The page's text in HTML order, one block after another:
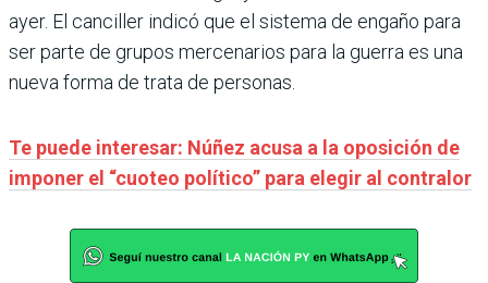
ayer. El canciller indicó que el sistema de engaño para
ser parte de grupos mercenarios para la guerra es una
nueva forma de trata de personas.
Te puede interesar: Núñez acusa a la oposición de
imponer el “cuoteo político” para elegir al contralor